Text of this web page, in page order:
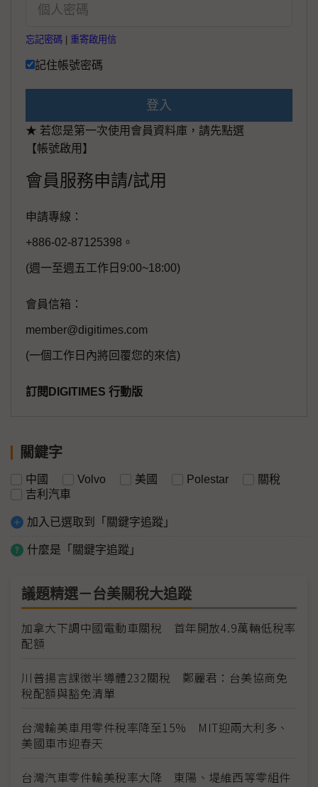
忘記密碼 重寄啟用信
記住帳號密碼
登入
★ 若您是第一次使用會員資料庫，請先點選
【帳號啟用】
會員服務申請/試用
申請專線：
+886-02-87125398。
(週一至週五工作日9:00~18:00)
會員信箱：
member@digitimes.com
(一個工作日內將回覆您的來信)
訂閱DIGITIMES 行動版
關鍵字
中國 Volvo 美國 Polestar
關稅
吉利汽車
加入已選取到「關鍵字追蹤」
什麼是「關鍵字追蹤」
議題精選－台美關稅大追蹤
加拿大下調中國電動車關稅 首年開放4.9萬輛低稅率
配額
川普揚言課徵半導體232關稅 鄭麗君：台美協商免
稅配額與豁免清單
台灣輸美車用零件稅率降至15% MIT迎兩大利多、
美國車市迎春天
台灣汽車零件輸美稅率大降 東陽、堤維西等零組件